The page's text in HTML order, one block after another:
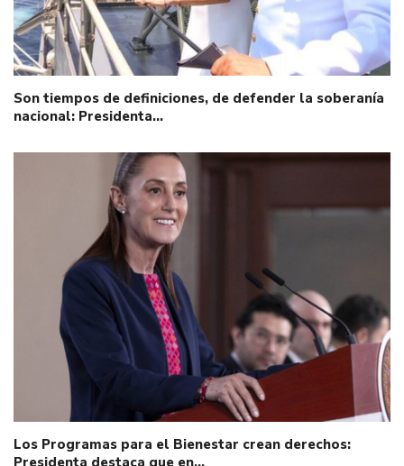
Son tiempos de definiciones, de defender la soberanía
nacional: Presidenta…
Los Programas para el Bienestar crean derechos:
Presidenta destaca que en…